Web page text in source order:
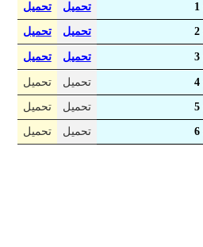
تحميل تحميل
تحميل تحميل
تحميل تحميل
تحميل تحميل
تحميل تحميل
تحميل تحميل